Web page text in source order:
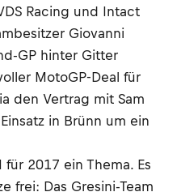
Racing und Intact
Giovanni
GP hinter Gitter
MotoGP-Deal für
den Vertrag mit Sam
in Brünn um ein
2017 ein Thema. Es
frei: Das Gresini-Team